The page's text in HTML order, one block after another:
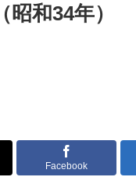
昭和34年）
Facebook